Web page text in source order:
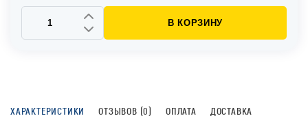
В КОРЗИНУ
ХАРАКТЕРИСТИКИ ОТЗЫВОВ (0) ОПЛАТА ДОСТАВКА